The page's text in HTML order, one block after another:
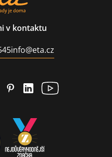
v kontaktu
info@eta.cz